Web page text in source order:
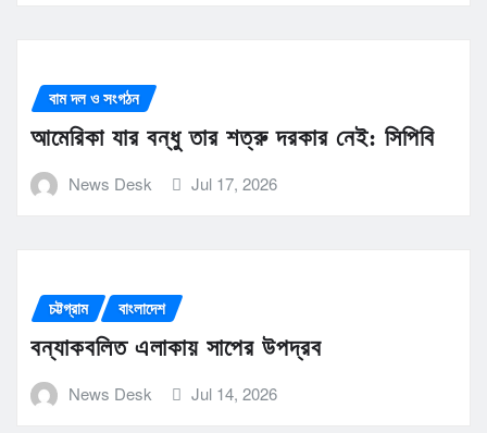
বাম দল ও সংগঠন
আমেরিকা যার বন্ধু তার শত্রু দরকার নেই: সিপিবি
News Desk Jul 17, 2026
চট্টগ্রাম বাংলাদেশ
বন্যাকবলিত এলাকায় সাপের উপদ্রব
News Desk Jul 14, 2026